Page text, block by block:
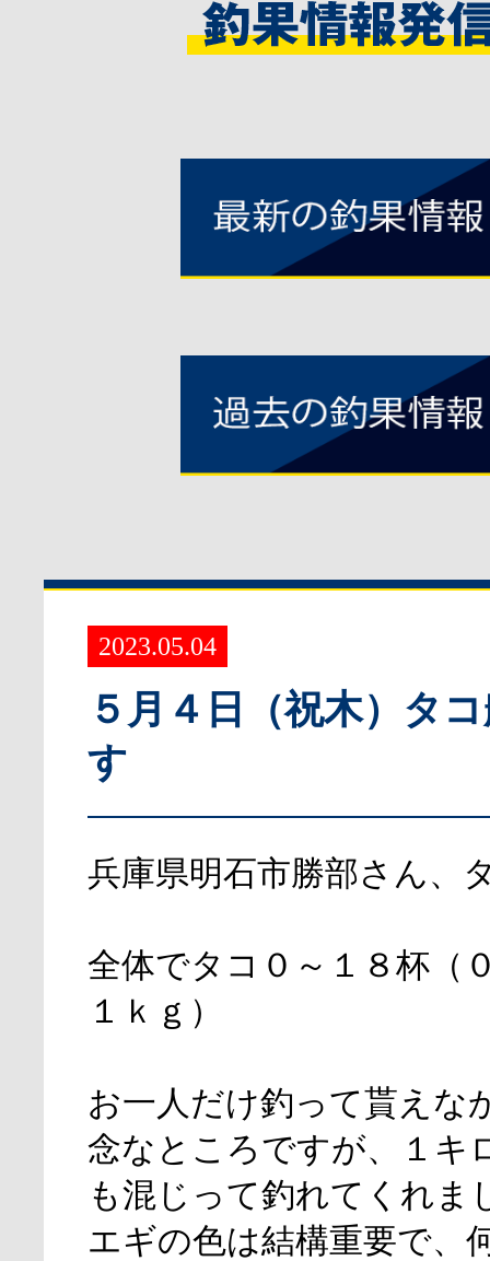
2023.05.04
５月４日（祝木）タ
す
兵庫県明石市勝部さん、
全体でタコ０～１８杯（
１ｋｇ）
お一人だけ釣って貰えな
念なところですが、１キ
も混じって釣れてくれま
エギの色は結構重要で、